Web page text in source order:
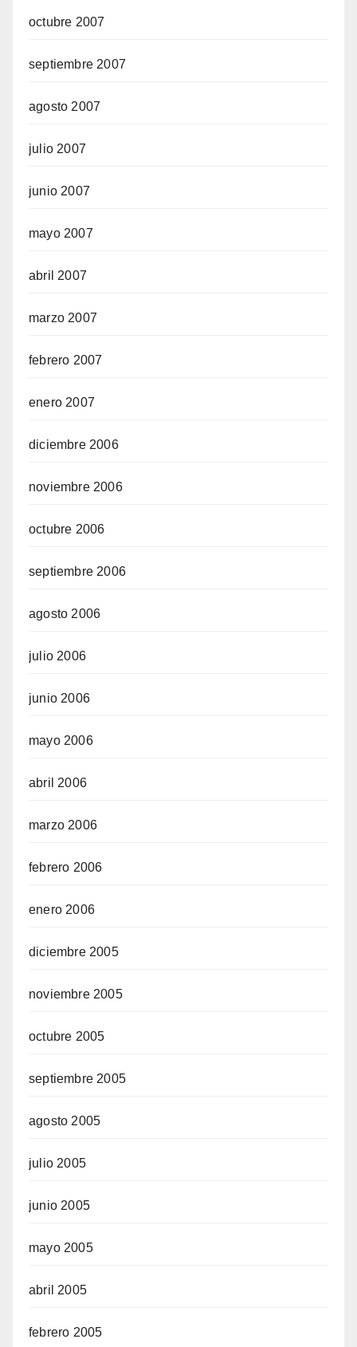
octubre 2007
septiembre 2007
agosto 2007
julio 2007
junio 2007
mayo 2007
abril 2007
marzo 2007
febrero 2007
enero 2007
diciembre 2006
noviembre 2006
octubre 2006
septiembre 2006
agosto 2006
julio 2006
junio 2006
mayo 2006
abril 2006
marzo 2006
febrero 2006
enero 2006
diciembre 2005
noviembre 2005
octubre 2005
septiembre 2005
agosto 2005
julio 2005
junio 2005
mayo 2005
abril 2005
febrero 2005